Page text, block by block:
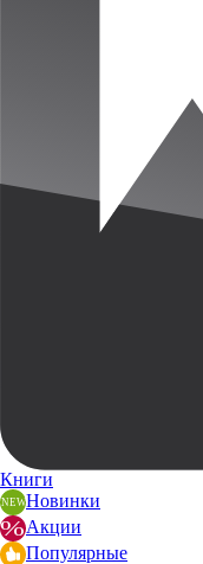
Книги
Новинки
Акции
Популярные